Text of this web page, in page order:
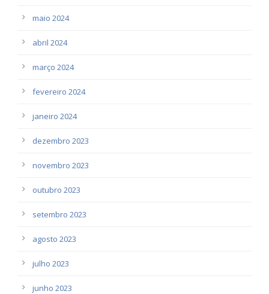
maio 2024
abril 2024
março 2024
fevereiro 2024
janeiro 2024
dezembro 2023
novembro 2023
outubro 2023
setembro 2023
agosto 2023
julho 2023
junho 2023